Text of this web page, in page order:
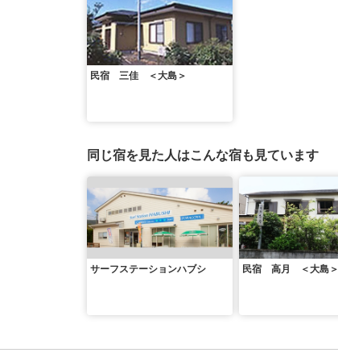
民宿 三佳 ＜大島＞
同じ宿を見た人はこんな宿も見ています
サーフステーションハブシ 民宿 高月 ＜大島＞